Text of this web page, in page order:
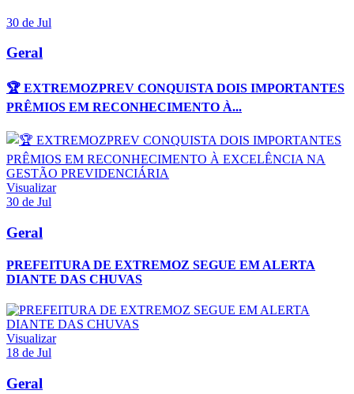
30 de Jul
Geral
🏆 EXTREMOZPREV CONQUISTA DOIS IMPORTANTES
PRÊMIOS EM RECONHECIMENTO À...
Visualizar
30 de Jul
Geral
PREFEITURA DE EXTREMOZ SEGUE EM ALERTA
DIANTE DAS CHUVAS
Visualizar
18 de Jul
Geral